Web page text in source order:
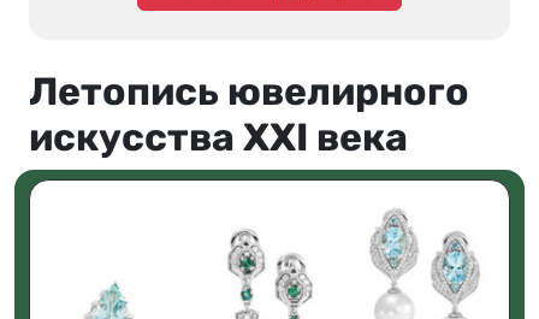
Летопись ювелирного
искусства XXI века